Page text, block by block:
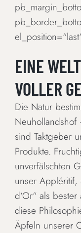
EINE WELT
VOLLER
Die Natur
Neuhollandshof
sind Taktgeber
Produkte.
unverfälschten
unser Appléritif,
d‘Or“ als
diese
Äpfeln unserer